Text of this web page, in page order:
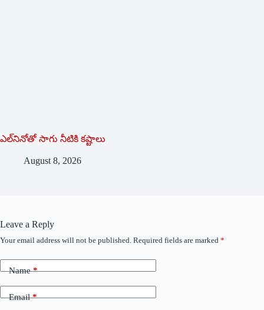
ఎల్‌నినోతో సాగు నీటికి కష్టాలు
August 8, 2026
Leave a Reply
Your email address will not be published. Required fields are marked *
Name*
Email*